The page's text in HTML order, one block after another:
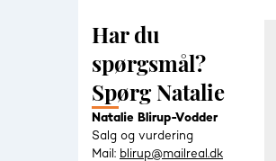
Har du
spørgsmål?
Spørg Natalie
Natalie Blirup-Vodder
Salg og vurdering
Mail: blirup@mailreal.dk